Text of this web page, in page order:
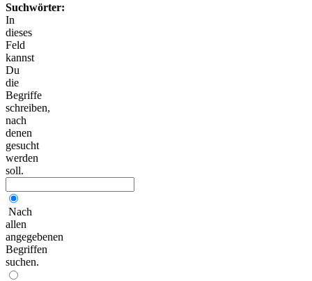
Suchwörter:
In
dieses
Feld
kannst
Du
die
Begriffe
schreiben,
nach
denen
gesucht
werden
soll.
Nach
allen
angegebenen
Begriffen
suchen.